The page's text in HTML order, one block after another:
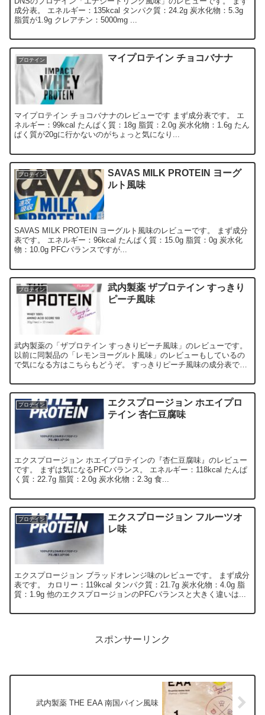
成分表。 エネルギー：135kcal タンパク質：24.2g 炭水化物：5.3g
脂質が1.9g クレアチン：5000mg ...
プロテイン マイプロテイン チョコバナナ
マイプロテイン チョコバナナのレビューです まず成分表です。 エ
ネルギー：99kcal たんぱく質：18g 脂質：2.0g 炭水化物：1.6g たん
ぱく質が20gに行かないのがちょっと気になり...
プロテイン
SAVAS MILK PROTEIN ヨーグ
ルト風味
SAVAS MILK PROTEIN ヨーグルト風味のレビューです。 まず成分
表です。 エネルギー：96kcal たんぱく質：15.0g 脂質：0g 炭水化
物：10.0g PFCバランスですが...
プロテイン
武内製薬 ザプロテイン すっきり
ピーチ風味
武内製薬の「ザプロテイン すっきりピーチ風味」のレビューです。
以前に同製品の「レモンヨーグルト風味」のレビューもしているの
で気になる方はこちらもどうぞ。 すっきりピーチ風味の成分表で
プロテイン
エクスプロージョン ホエイプロ
テイン 杏仁豆腐味
エクスプロージョン ホエイプロテインの『杏仁豆腐味』のレビュー
です。 まずは気になるPFCバランス。 エネルギー：118kcal たんぱ
く質：22.7g 脂質：2.0g 炭水化物：2.3g 食...
プロテイン
エクスプロージョン フルーツオ
レ味
エクスプロージョン ブラッドオレンジ味のレビューです。 まず成分
表です。 カロリー：119kcal タンパク質：21.7g 炭水化物：4.0g 脂
質：1.9g 他のエクスプロージョンのPFCバランスと大きく違いは...
スポンサーリンク
武内製薬 THE EAA 南国パイン風味